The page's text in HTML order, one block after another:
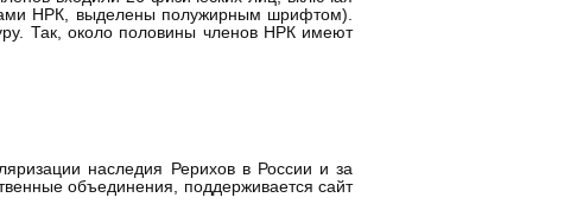
НРК, выделены полужирным шрифтом).
Так, около половины членов НРК имеют
наследия Рерихов в России и за
объединения, поддерживается сайт